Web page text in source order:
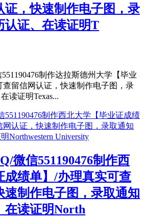
证，快速制作电子图，录
认证、在读证明T
制作达拉斯德州大学【毕业
留信网认证，快速制作电子图，录
读证明Texas...
微信551190476制作西
成绩单】/办理真实可查
速制作电子图，录取通知
在读证明North